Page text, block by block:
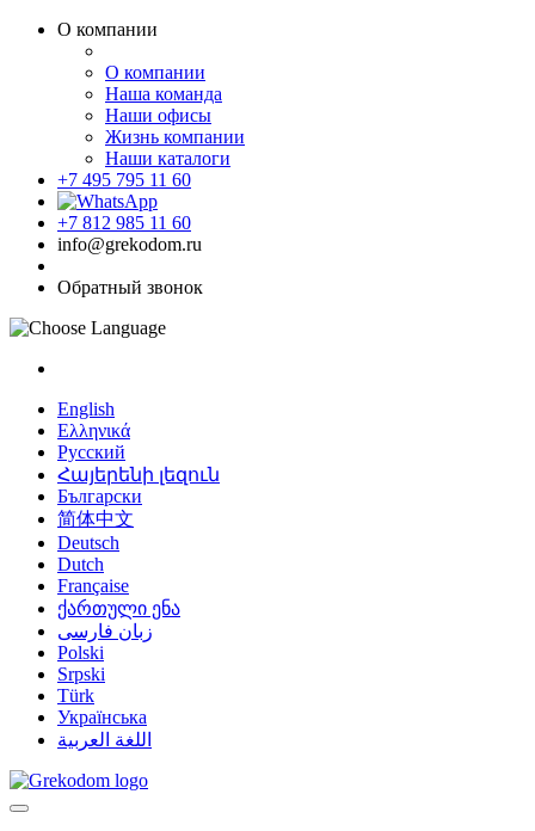
О компании
О компании
Наша команда
Наши офисы
Жизнь компании
Наши каталоги
+7 495 795 11 60
+7 812 985 11 60
info@grekodom.ru
Обратный звонок
English
Ελληνικά
Русский
Հայերենի լեզուն
Български
简体中文
Deutsch
Dutch
Française
ქართული ენა
زبان فارسی
Polski
Srpski
Türk
Українська
اللغة العربية